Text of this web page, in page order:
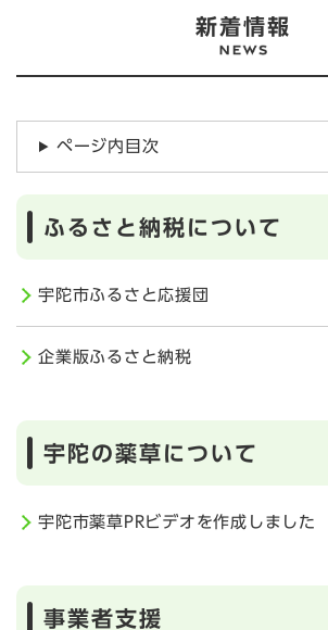
新着情報
ページ内目次
ふるさと納税について
宇陀市ふるさと応援団
企業版ふるさと納税
宇陀の薬草について
宇陀市薬草PRビデオを作成しました
事業者支援